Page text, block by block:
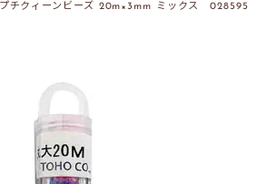
ン
プチクィーンビーズ 20m×3mm ミックス 028595